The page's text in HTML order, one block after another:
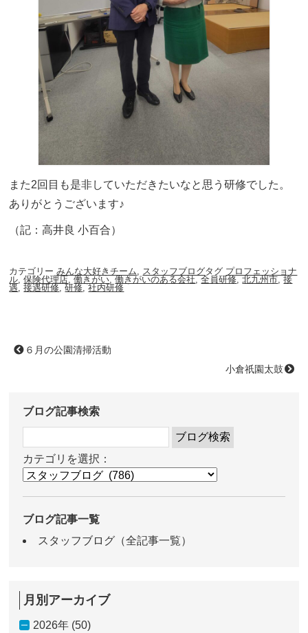
また2回目も是非していただきたいなと思う研修でした。
ありがとうございます♪
（記：高井良 小百合）
カテゴリーみんな大好きチーム スタッフブログタグ プロフェッショナ
ル ,保険代理店 ,働きがい ,働きがいのある会社 ,全員研修 ,北九州市 ,接
遇 ,接遇研修 ,研修 ,社内研修
６月の公園清掃活動
小倉祇園太鼓
ブログ記事検索
カテゴリを選択：
ブログ記事一覧
スタッフブログ（全記事一覧）
月別アーカイブ
2026年 (50)